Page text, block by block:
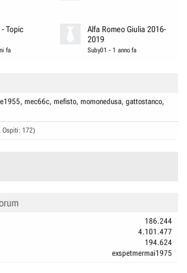
Topic
fa
Alfa Romeo Giulia 2016-
2019
Suby01 - 1 anno fa
mec66c mefisto momonedusa gattostanco
Ospiti: 172)
186.244
4.101.477
194.624
exspetmermai1975